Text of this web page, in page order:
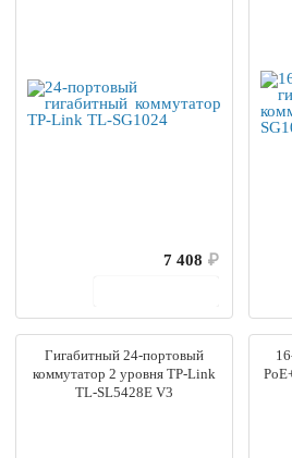
7 408 ₽
Гигабитный 24-портовый
коммутатор 2 уровня TP-Link
TL-SL5428E V3